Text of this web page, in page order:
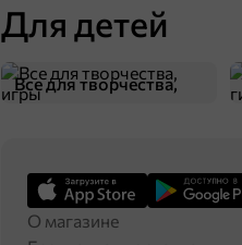
Для детей
Все для творчества,
игры
О магазине